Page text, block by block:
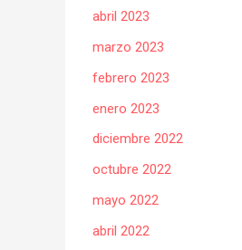
abril 2023
marzo 2023
febrero 2023
enero 2023
diciembre 2022
octubre 2022
mayo 2022
abril 2022